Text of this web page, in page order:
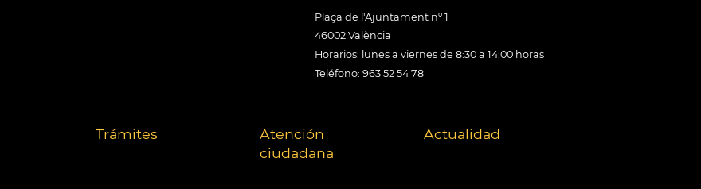
Plaça de l'Ajuntament nº 1
46002 València
Horarios: lunes a viernes de 8:30 a 14:00 horas
Teléfono: 963 52 54 78
Trámites
Atención
ciudadana
Actualidad